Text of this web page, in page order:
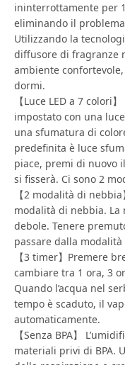
ininterrottamente per
eliminando il
Utilizzando la
diffusore di fragranze
ambiente
dormi.
【Luce LED a 7 colori
impostato con una
una sfumatura di
predefinita è luce
piace, premi di nuovo
si fisserà. Ci sono 2
【2 modalità di
modalità di nebbia.
debole. Tenere
passare dalla
【3 timer】Premere
cambiare tra 1 ora, 3
Quando l’acqua nel
tempo è scaduto, il
automaticamente.
【Senza BPA】
materiali privi di BPA.